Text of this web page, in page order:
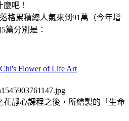
吧！
格累積總人氣來到91萬（今年增
篇分別是：
Flower of Life Art
靜心課程之後，所繪製的「生命